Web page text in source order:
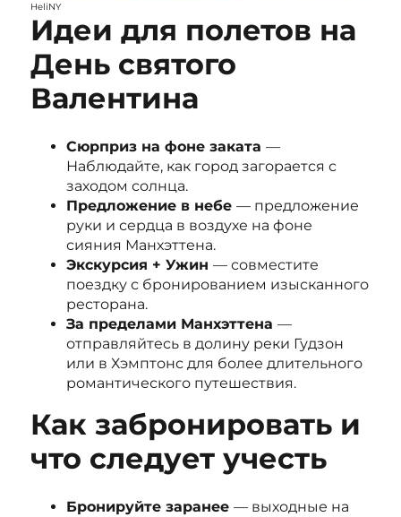
HeliNY
Идеи для полетов на
День святого
Валентина
Сюрприз на фоне заката —
Наблюдайте, как город загорается с
заходом солнца.
Предложение в небе — предложение
руки и сердца в воздухе на фоне
сияния Манхэттена.
Экскурсия + Ужин — совместите
поездку с бронированием изысканного
ресторана.
За пределами Манхэттена —
отправляйтесь в долину реки Гудзон
или в Хэмптонс для более длительного
романтического путешествия.
Как забронировать и
что следует учесть
Бронируйте заранее — выходные на